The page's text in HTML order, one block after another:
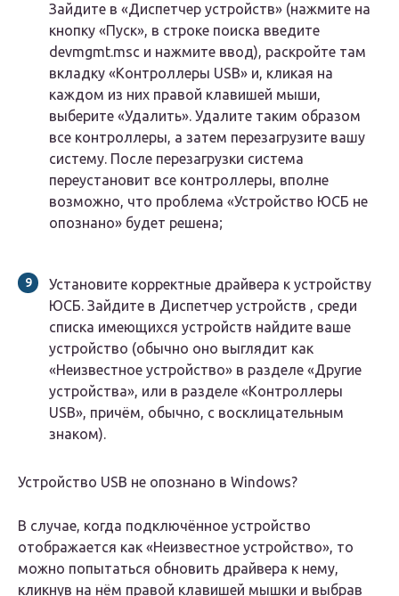
Зайдите в «Диспетчер устройств» (нажмите на
кнопку «Пуск», в строке поиска введите
devmgmt.msc и нажмите ввод), раскройте там
вкладку «Контроллеры USB» и, кликая на
каждом из них правой клавишей мыши,
выберите «Удалить». Удалите таким образом
все контроллеры, а затем перезагрузите вашу
систему. После перезагрузки система
переустановит все контроллеры, вполне
возможно, что проблема «Устройство ЮСБ не
опознано» будет решена;
Установите корректные драйвера к устройству
ЮСБ. Зайдите в Диспетчер устройств , среди
списка имеющихся устройств найдите ваше
устройство (обычно оно выглядит как
«Неизвестное устройство» в разделе «Другие
устройства», или в разделе «Контроллеры
USB», причём, обычно, с восклицательным
знаком).
Устройство USB не опознано в Windows?
В случае, когда подключённое устройство
отображается как «Неизвестное устройство», то
можно попытаться обновить драйвера к нему,
кликнув на нём правой клавишей мышки и выбрав